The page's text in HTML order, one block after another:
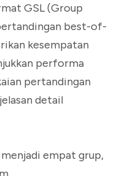
GSL (Group
best-of-
kesempatan
performa
pertandingan
detail
empat grup,